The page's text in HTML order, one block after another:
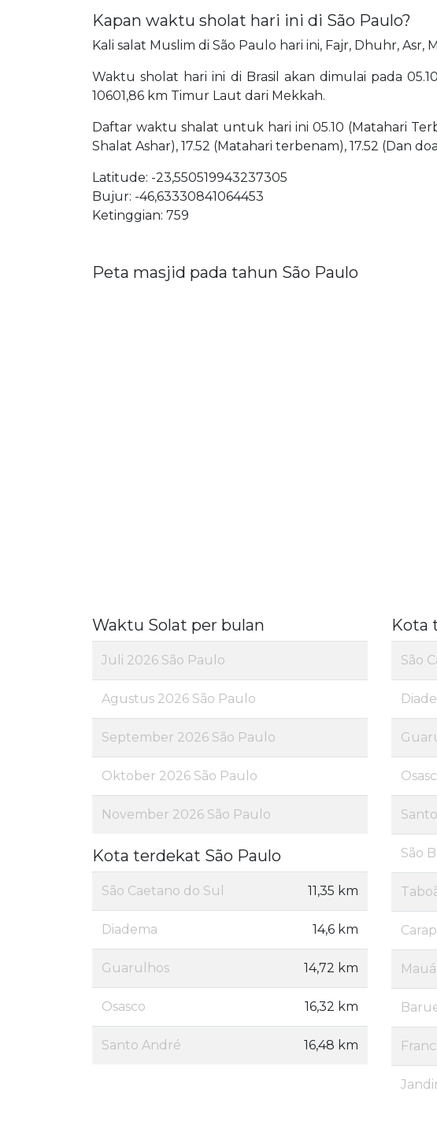
Kapan waktu sholat hari ini di São Paulo?
Kali salat Muslim di São Paulo hari ini, Fajr, Dhuhr,
Waktu sholat hari ini di Brasil akan dimulai pada
10601,86 km Timur Laut dari Mekkah.
Daftar waktu shalat untuk hari ini 05.10 (Matahari
Shalat Ashar), 17.52 (Matahari terbenam), 17.52 (Dan
Latitude: -23,550519943237305
Bujur: -46,63330841064453
Ketinggian: 759
Peta masjid pada tahun São Paulo
Waktu Solat per bulan
Juli 2026 São Paulo
Agustus 2026 São Paulo
September 2026 São Paulo
Oktober 2026 São Paulo
November 2026 São Paulo
Kota terdekat São Paulo
São Caetano do Sul 11,35 km
Diadema 14,6 km
Guarulhos 14,72 km
Osasco 16,32 km
Santo André 16,48 km
Kota
São
São
Mauá